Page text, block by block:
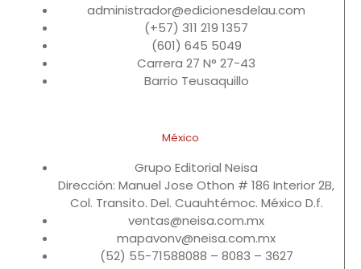
administrador@edicionesdelau.com
(+57) 311 219 1357
(601) 645 5049
Carrera 27 N° 27-43
Barrio Teusaquillo
México
Grupo Editorial Neisa
Dirección: Manuel Jose Othon # 186 Interior 2B,
Col. Transito. Del. Cuauhtémoc. México D.f.
ventas@neisa.com.mx
mapavonv@neisa.com.mx
(52) 55-71588088 – 8083 – 3627